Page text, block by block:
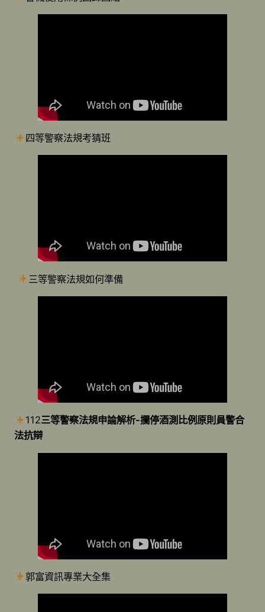
四等警察法規考猜班
三等警察法規如何準備
112三等警察法規申論解析-攔停酒測比例原則員警合
法抗辯
郭富資訊專業大全集